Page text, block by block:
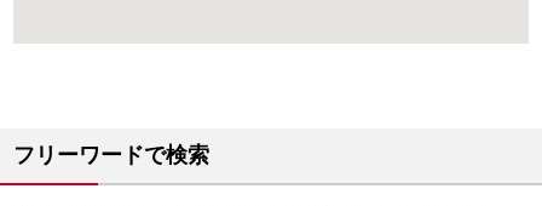
フリーワードで検索